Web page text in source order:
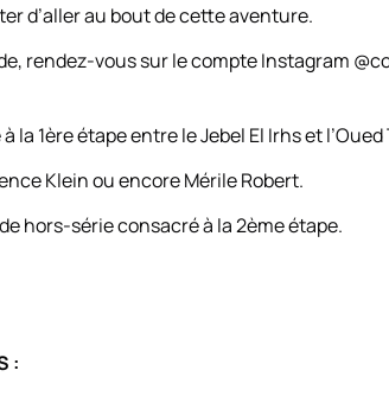
d’aller au bout de cette aventure.
rendez-vous sur le compte Instagram
1ère étape entre le Jebel El Irhs et
Klein ou encore Mérile Robert.
hors-série consacré à la 2ème étape.
: